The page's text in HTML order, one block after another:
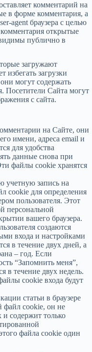
комментарий на
в форме комментария, а
agent браузера с целью
открытые
публично в
загружают
избегать загрузки
могут содержать
Посетители Сайта могут
с сайта.
на Сайте, они
имени, адреса email и
для удобства
данные снова при
файлы cookie хранятся
учетную запись на
cookie для определения
пользователя. Этот
персональной
вашего браузера.
создаются
входа и настройками
в течение двух дней, а
– год. Если
“Запомнить меня”,
в течение двух недель.
cookie входа будут
статьи в браузере
файл cookie, он не
содержит только
файла cookie один